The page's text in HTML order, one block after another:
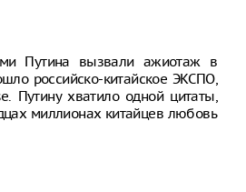
Путина вызвали ажиотаж в
российско-китайское ЭКСПО,
Путину хватило одной цитаты,
миллионах китайцев любовь